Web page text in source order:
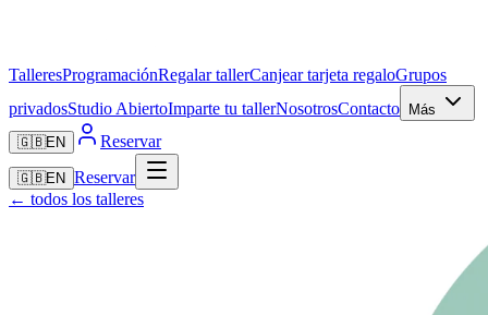
TalleresProgramaciónRegalar tallerCanjear tarjeta regaloGrupos
privadosStudio AbiertoImparte tu tallerNosotrosContacto
Más
🇬🇧EN Reservar
🇬🇧EN Reservar
← todos los talleres